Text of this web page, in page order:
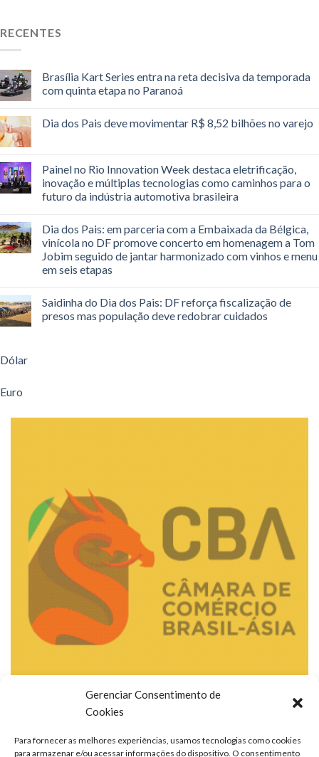
Gerenciar Consentimento de
Cookies
Para fornecer as melhores experiências, usamos tecnologias como cookies
para armazenar e/ou acessar informações do dispositivo. O consentimento
RECENTES
Brasília Kart Series entra na reta decisiva da temporada
com quinta etapa no Paranoá
Dia dos Pais deve movimentar R$ 8,52 bilhões no varejo
Painel no Rio Innovation Week destaca eletrificação,
inovação e múltiplas tecnologias como caminhos para o
futuro da indústria automotiva brasileira
Dia dos Pais: em parceria com a Embaixada da Bélgica,
vinícola no DF promove concerto em homenagem a Tom
Jobim seguido de jantar harmonizado com vinhos e menu
em seis etapas
Saidinha do Dia dos Pais: DF reforça fiscalização de
presos mas população deve redobrar cuidados
Dólar
Euro